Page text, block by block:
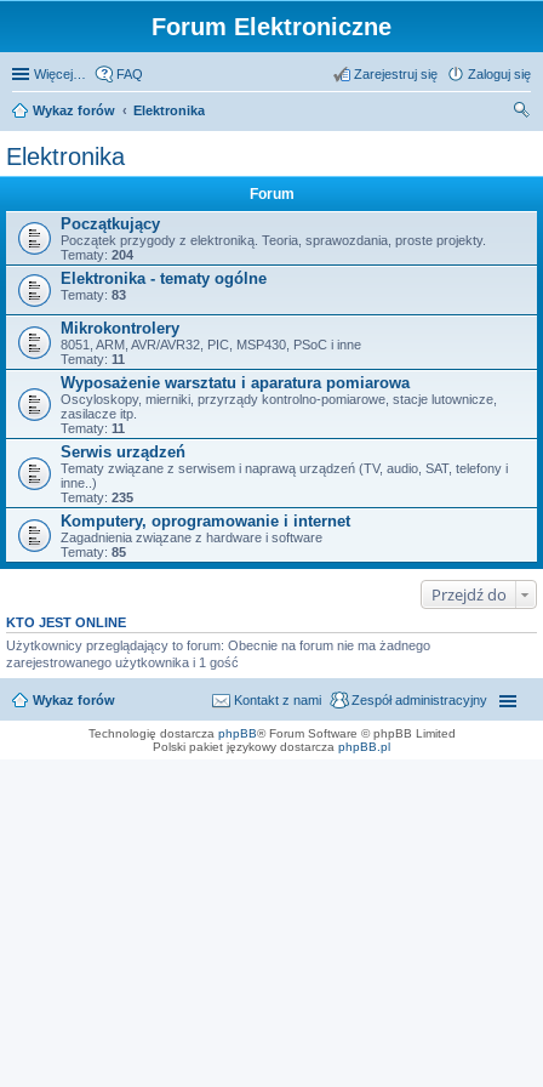
Forum Elektroniczne
Więcej… FAQ Zaloguj się
Zarejestruj się
Wykaz forów
Elektronika
Elektronika
Forum
Początkujący
Początek przygody z elektroniką. Teoria, sprawozdania, proste projekty.
Tematy: 204
Elektronika - tematy ogólne
Tematy: 83
Mikrokontrolery
8051, ARM, AVR/AVR32, PIC, MSP430, PSoC i inne
Tematy: 11
Wyposażenie warsztatu i aparatura pomiarowa
Oscyloskopy, mierniki, przyrządy kontrolno-pomiarowe, stacje lutownicze,
zasilacze itp.
Tematy: 11
Serwis urządzeń
Tematy związane z serwisem i naprawą urządzeń (TV, audio, SAT, telefony i
inne..)
Tematy: 235
Komputery, oprogramowanie i internet
Zagadnienia związane z hardware i software
Tematy: 85
Przejdź do
KTO JEST ONLINE
Użytkownicy przeglądający to forum: Obecnie na forum nie ma żadnego
zarejestrowanego użytkownika i 1 gość
Wykaz forów Zespół administracyjny
Kontakt z nami
Technologię dostarcza phpBB® Forum Software © phpBB Limited
Polski pakiet językowy dostarcza phpBB.pl